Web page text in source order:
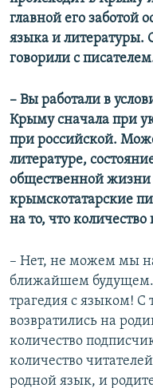
главной его заботой
языка и литературы.
говорили с
– Вы работали в
Крыму сначала при
при российской.
литературе,
общественной жизни
крымскотатарские
на то, что количество
– Нет, не можем мы
ближайшем будущем.
трагедия с языком!
возвратились на
количество
количество
родной язык, и